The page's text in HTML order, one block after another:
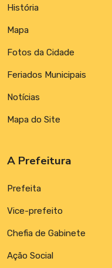
História
Mapa
Fotos da Cidade
Feriados Municipais
Notícias
Mapa do Site
A Prefeitura
Prefeita
Vice-prefeito
Chefia de Gabinete
Ação Social